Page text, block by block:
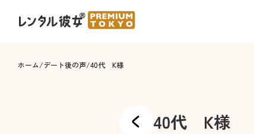
ホーム/デート後の声/40代 K様
40代 K様